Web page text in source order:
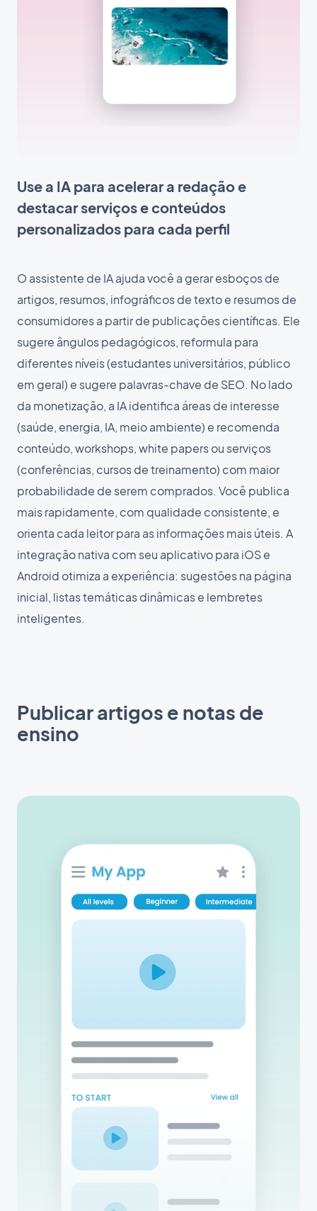
Use a IA para acelerar a redação e
destacar serviços e conteúdos
personalizados para cada perfil
O assistente de IA ajuda você a gerar esboços de
artigos, resumos, infográficos de texto e resumos de
consumidores a partir de publicações científicas. Ele
sugere ângulos pedagógicos, reformula para
diferentes níveis (estudantes universitários, público
em geral) e sugere palavras-chave de SEO. No lado
da monetização, a IA identifica áreas de interesse
(saúde, energia, IA, meio ambiente) e recomenda
conteúdo, workshops, white papers ou serviços
(conferências, cursos de treinamento) com maior
probabilidade de serem comprados. Você publica
mais rapidamente, com qualidade consistente, e
orienta cada leitor para as informações mais úteis. A
integração nativa com seu aplicativo para iOS e
Android otimiza a experiência: sugestões na página
inicial, listas temáticas dinâmicas e lembretes
inteligentes.
Publicar artigos e notas de
ensino